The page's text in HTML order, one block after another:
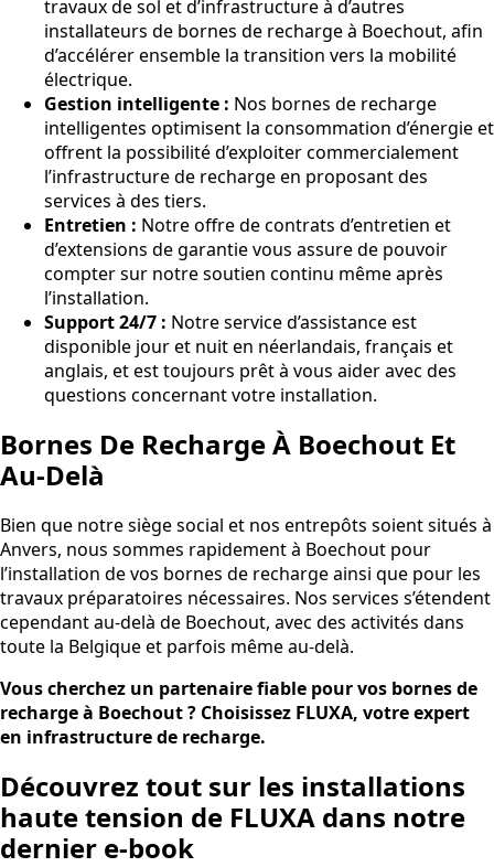
travaux de sol et d’infrastructure à d’autres
installateurs de bornes de recharge à Boechout, afin
d’accélérer ensemble la transition vers la mobilité
électrique.
Gestion intelligente : Nos bornes de recharge
intelligentes optimisent la consommation d’énergie et
offrent la possibilité d’exploiter commercialement
l’infrastructure de recharge en proposant des
services à des tiers.
Entretien : Notre offre de contrats d’entretien et
d’extensions de garantie vous assure de pouvoir
compter sur notre soutien continu même après
l’installation.
Support 24/7 : Notre service d’assistance est
disponible jour et nuit en néerlandais, français et
anglais, et est toujours prêt à vous aider avec des
questions concernant votre installation.
Bornes De Recharge À Boechout Et
Au-Delà
Bien que notre siège social et nos entrepôts soient situés à
Anvers, nous sommes rapidement à Boechout pour
l’installation de vos bornes de recharge ainsi que pour les
travaux préparatoires nécessaires. Nos services s’étendent
cependant au-delà de Boechout, avec des activités dans
toute la Belgique et parfois même au-delà.
Vous cherchez un partenaire fiable pour vos bornes de
recharge à Boechout ? Choisissez FLUXA, votre expert
en infrastructure de recharge.
Découvrez tout sur les installations
haute tension de FLUXA dans notre
dernier e-book